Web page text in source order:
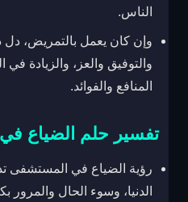
الناس.
وإن كان يعمل بالتمريض، دل
والتوفيق والعز، والزيادة في
المنافع والفوائد.
تفسير حلم الضياع
رؤية الضياع في المستشفى
الدنيا، وسوء الحال